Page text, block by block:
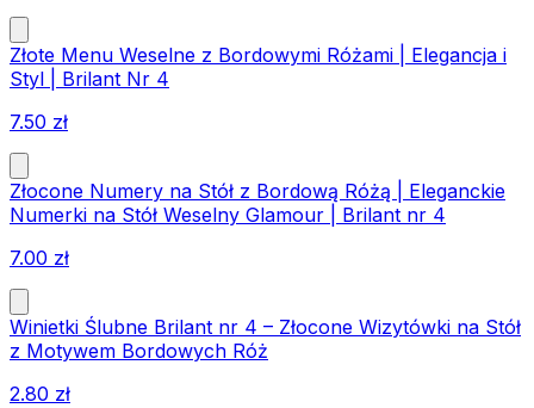
Złote Menu Weselne z Bordowymi Różami | Elegancja i
Styl | Brilant Nr 4
7.50 zł
Złocone Numery na Stół z Bordową Różą | Eleganckie
Numerki na Stół Weselny Glamour | Brilant nr 4
7.00 zł
Winietki Ślubne Brilant nr 4 – Złocone Wizytówki na Stół
z Motywem Bordowych Róż
2.80 zł